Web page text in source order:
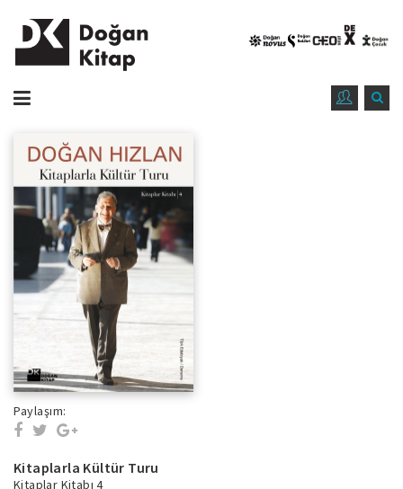
Paylaşım:
Kitaplarla Kültür Turu
Kitaplar Kitabı 4